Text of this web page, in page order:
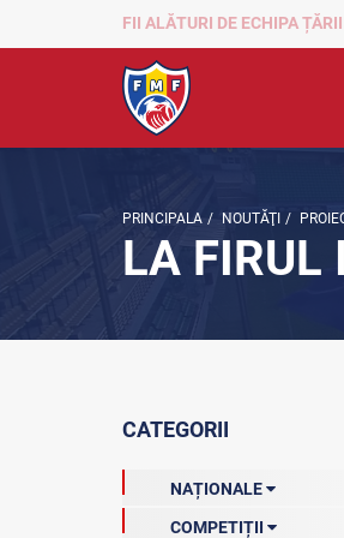
FII ALĂTURI DE ECHIPA ȚĂRII
PRINCIPALA / NOUTĂŢI /
LA FIRUL
CATEGORII
NAȚIONALE
COMPETIȚII